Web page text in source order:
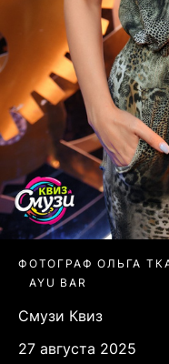
ФОТОГРАФ ОЛЬГА
AYU BAR
Смузи Квиз
27 августа 2025